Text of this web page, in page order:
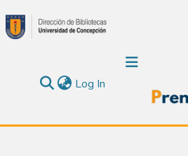
Log In(current)